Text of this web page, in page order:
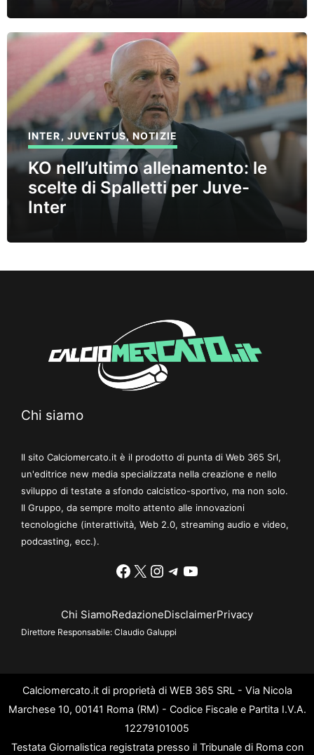
INTER, JUVENTUS,NOTIZIE
KO nell’ultimo allenamento: le
scelte di Spalletti per Juve-
Inter
Chi siamo
Il sito Calciomercato.it è il prodotto di punta di Web 365 Srl,
un'editrice new media specializzata nella creazione e nello
sviluppo di testate a sfondo calcistico-sportivo, ma non solo.
Il Gruppo, da sempre molto attento alle innovazioni
tecnologiche (interattività, Web 2.0, streaming audio e video,
podcasting, ecc.).
Facebook
X Instagram
Telegram
YouTube
Chi SiamoRedazioneDisclaimerPrivacy
Direttore Responsabile: Claudio Galuppi
Calciomercato.it di proprietà di WEB 365 SRL - Via Nicola
Marchese 10, 00141 Roma (RM) - Codice Fiscale e Partita I.V.A.
12279101005
Testata Giornalistica registrata presso il Tribunale di Roma con